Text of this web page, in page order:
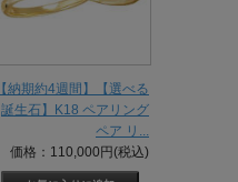
【納期約4週間】【選べる
誕生石】K18 ペアリング
ペア リ...
価格：110,000円(税込)